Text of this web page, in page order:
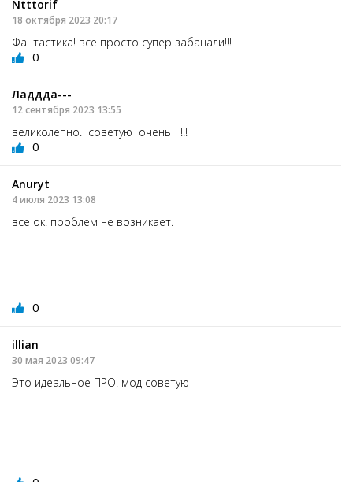
Ntttorif
18 октября 2023 20:17
Фантастика! все просто супер забацали!!!
0
Ладдда---
12 сентября 2023 13:55
великолепно. советую очень !!!
0
Anuryt
4 июля 2023 13:08
все ок! проблем не возникает.
0
illian
30 мая 2023 09:47
Это идеальное ПРО. мод советую